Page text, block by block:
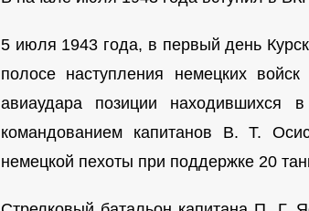
5 июля 1943 года, в первый день
полосе наступления немецких
авиаудара позиции находившихся
командованием капитанов В. Т.
немецкой пехоты при поддержке 20